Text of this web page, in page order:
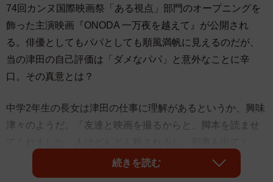
74回カンヌ国際映画祭「ある視点」部門のオープニングを
飾った主演映画『ONODA 一万夜を越えて』が公開され
る。俳優としてもパパとしても順風満帆に見えるのだが、
当の津田の自己評価は「ダメなパパ」と意外なことに辛
口。その真意とは？
中学2年生の長女は津田の仕事に理解があるというか、興味
津々のようだ。「友達と映画を撮るからと、脚本を読ませ
る。まるで僕が普段から親しんでいる刑事モノのような内
容でした」と笑いつつ「幼稚園の頃は『大きくなったら悪
続きを読む